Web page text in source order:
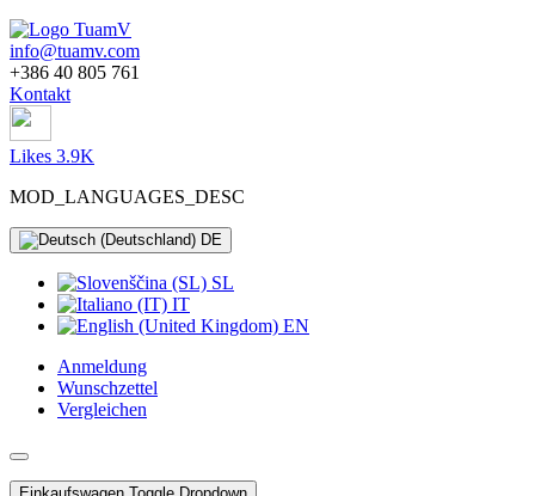
info@tuamv.com
+386 40 805 761
Kontakt
Likes 3.9K
MOD_LANGUAGES_DESC
DE
SL
IT
EN
Anmeldung
Wunschzettel
Vergleichen